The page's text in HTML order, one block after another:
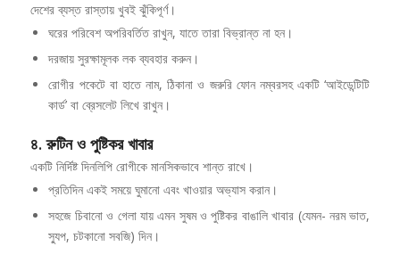
দেশের ব্যস্ত রাস্তায় খুবই ঝুঁকিপূর্ণ।
ঘরের পরিবেশ অপরিবর্তিত রাখুন, যাতে তারা বিভ্রান্ত না হন।
দরজায় সুরক্ষামূলক লক ব্যবহার করুন।
রোগীর পকেটে বা হাতে নাম, ঠিকানা ও জরুরি ফোন নম্বরসহ একটি ‘আইডেন্টিটি
কার্ড’ বা ব্রেসলেট লিখে রাখুন।
৪. রুটিন ও পুষ্টিকর খাবার
একটি নির্দিষ্ট দিনলিপি রোগীকে মানসিকভাবে শান্ত রাখে।
প্রতিদিন একই সময়ে ঘুমানো এবং খাওয়ার অভ্যাস করান।
সহজে চিবানো ও গেলা যায় এমন সুষম ও পুষ্টিকর বাঙালি খাবার (যেমন- নরম ভাত,
স্যুপ, চটকানো সবজি) দিন।